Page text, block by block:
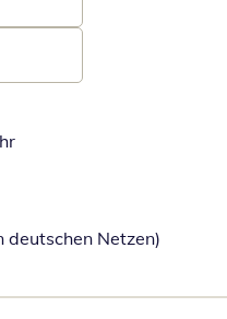
Netzen)